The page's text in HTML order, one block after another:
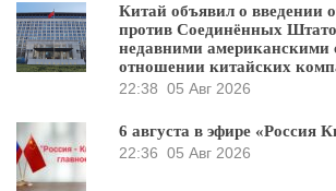
Китай объявил о введении
против Соединённых
недавними американскими
отношении китайских
22:38 05 Авг 2026
6 августа в эфире «Россия
22:36 05 Авг 2026